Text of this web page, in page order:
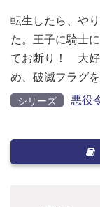
転生したら、や
た。王子に騎士
てお断り！ 大好
め、破滅フラグ
シリーズ 悪役